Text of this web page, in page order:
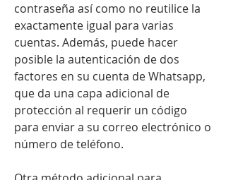
contraseña así como no reutilice la
exactamente igual para varias
cuentas. Además, puede hacer
posible la autenticación de dos
factores en su cuenta de Whatsapp,
que da una capa adicional de
protección al requerir un código
para enviar a su correo electrónico o
número de teléfono.